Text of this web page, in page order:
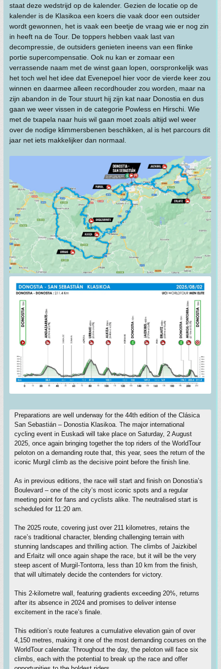
staat deze wedstrijd op de kalender. Gezien de locatie op de
kalender is de Klasikoa een koers die vaak door een outsider
wordt gewonnen, het is vaak een beetje de vraag wie er nog zin
in heeft na de Tour. De toppers hebben vaak last van
decompressie, de outsiders genieten ineens van een flinke
portie supercompensatie. Ook nu kan er zomaar een
verrassende naam met de winst gaan lopen, oorspronkelijk was
het toch wel het idee dat Evenepoel hier voor de vierde keer zou
winnen en daarmee alleen recordhouder zou worden, maar na
zijn abandon in de Tour stuurt hij zijn kat naar Donostia en dus
gaan we weer vissen in de categorie Powless en Hirschi. Wie
met de txapela naar huis wil gaan moet zoals altijd wel weer
over de nodige klimmersbenen beschikken, al is het parcours dit
jaar net iets makkelijker dan normaal.
Preparations are well underway for the 44th edition of the Clásica
San Sebastián – Donostia Klasikoa. The major international
cycling event in Euskadi will take place on Saturday, 2 August
2025, once again bringing together the top riders of the WorldTour
peloton on a demanding route that, this year, sees the return of the
iconic Murgil climb as the decisive point before the finish line.
As in previous editions, the race will start and finish on Donostia’s
Boulevard – one of the city’s most iconic spots and a regular
meeting point for fans and cyclists alike. The neutralised start is
scheduled for 11:20 am.
The 2025 route, covering just over 211 kilometres, retains the
race’s traditional character, blending challenging terrain with
stunning landscapes and thrilling action. The climbs of Jaizkibel
and Erlaitz will once again shape the race, but it will be the very
steep ascent of Murgil-Tontorra, less than 10 km from the finish,
that will ultimately decide the contenders for victory.
This 2-kilometre wall, featuring gradients exceeding 20%, returns
after its absence in 2024 and promises to deliver intense
excitement in the race’s finale.
This edition’s route features a cumulative elevation gain of over
4,150 metres, making it one of the most demanding courses on the
WorldTour calendar. Throughout the day, the peloton will face six
climbs, each with the potential to break up the race and offer